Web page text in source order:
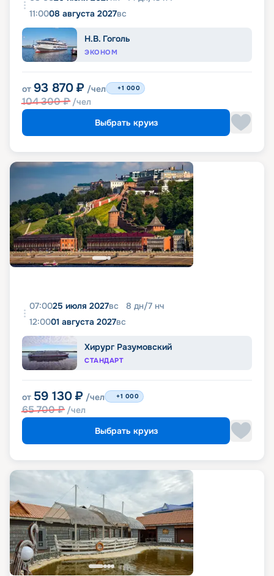
11:0008 августа 2027вс
Н.В. Гоголь
ЭКОНОМ
от 93 870 ₽ /чел
104 300₽ /чел
+1 000
Выбрать круиз
07:0025 июля 2027вс 8 дн/7 нч
12:0001 августа 2027вс
Хирург Разумовский
СТАНДАРТ
от 59 130 ₽ /чел
65 700₽ /чел
+1 000
Выбрать круиз